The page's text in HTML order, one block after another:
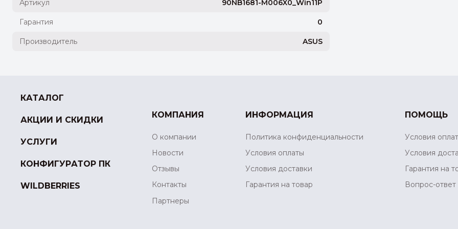
Артикул 90NB1681-M006X0_Win11P
Гарантия 0
Производитель ASUS
КАТАЛОГ
АКЦИИ И СКИДКИ
УСЛУГИ
КОНФИГУРАТОР ПК
WILDBERRIES
КОМПАНИЯ
О компании
Новости
Отзывы
Контакты
Партнеры
ИНФОРМАЦИЯ
Политика конфиденциальности
Условия оплаты
Условия доставки
Гарантия на товар
ПОМОЩЬ
Условия
Условия
Гарантия на
Вопрос-ответ